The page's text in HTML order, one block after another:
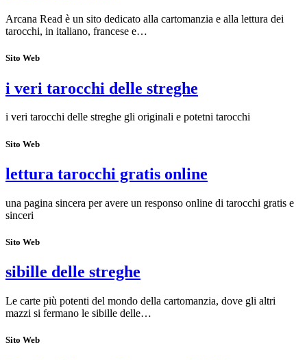
Arcana Read è un sito dedicato alla cartomanzia e alla lettura dei
tarocchi, in italiano, francese e…
Sito Web
i veri tarocchi delle streghe
i veri tarocchi delle streghe gli originali e potetni tarocchi
Sito Web
lettura tarocchi gratis online
una pagina sincera per avere un responso online di tarocchi gratis e
sinceri
Sito Web
sibille delle streghe
Le carte più potenti del mondo della cartomanzia, dove gli altri
mazzi si fermano le sibille delle…
Sito Web